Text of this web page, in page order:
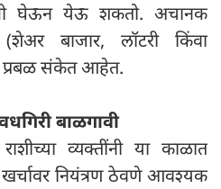
घेऊन येऊ शकतो. अचानक
बाजार, लॉटरी किंवा
प्रबळ संकेत आहेत.
बाळगावी
व्यक्तींनी या काळात
नियंत्रण ठेवणे आवश्यक